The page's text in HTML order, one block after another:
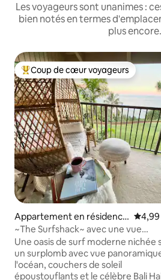
Les voyageurs sont unanimes :
bien notés en termes
plus encore.
Coups de cœur voyageurs les plus
Coup de cœur voyageurs
Appartement en résidence
⋅ Princeville
~The Surfshack~ avec une vue
époustouflante sur l'océan !!
Une oasis de surf moderne nichée
un surplomb avec vue
l'océan, couchers de soleil
époustouflants et le célèbre Bali